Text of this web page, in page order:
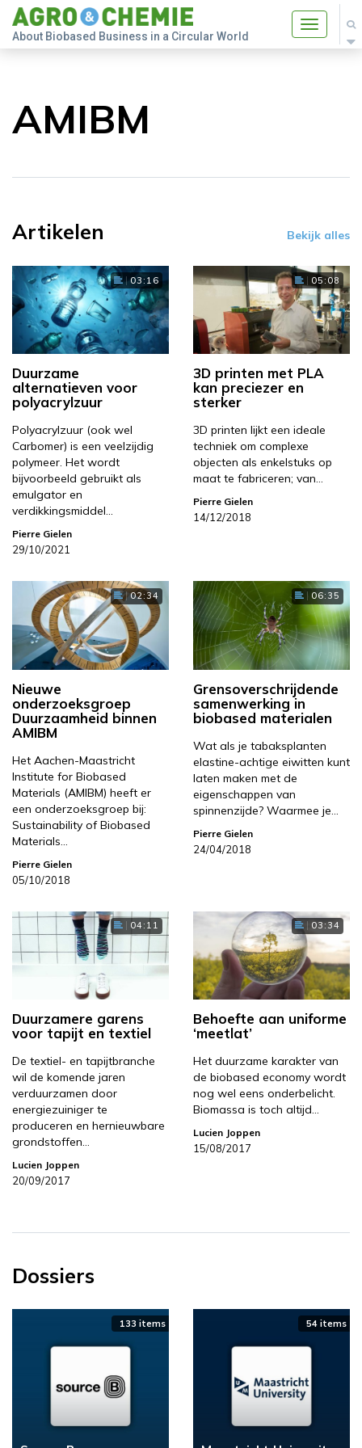
Toggle
About Biobased Business in a Circular World
AMIBM
Artikelen Bekijk alles
03:16
Duurzame
alternatieven voor
polyacrylzuur
Polyacrylzuur (ook wel
Carbomer) is een veelzijdig
polymeer. Het wordt
bijvoorbeeld gebruikt als
emulgator en
verdikkingsmiddel…
Pierre Gielen
29/10/2021
05:08
3D printen met PLA
kan preciezer en
sterker
3D printen lijkt een ideale
techniek om complexe
objecten als enkelstuks op
maat te fabriceren; van…
Pierre Gielen
14/12/2018
02:34
Nieuwe
onderzoeksgroep
Duurzaamheid binnen
AMIBM
Het Aachen-Maastricht
Institute for Biobased
Materials (AMIBM) heeft er
een onderzoeksgroep bij:
Sustainability of Biobased
Materials…
Pierre Gielen
05/10/2018
06:35
Grensoverschrijdende
samenwerking in
biobased materialen
Wat als je tabaksplanten
elastine-achtige eiwitten kunt
laten maken met de
eigenschappen van
spinnenzijde? Waarmee je…
Pierre Gielen
24/04/2018
04:11
Duurzamere garens
voor tapijt en textiel
De textiel- en tapijtbranche
wil de komende jaren
verduurzamen door
energiezuiniger te
produceren en hernieuwbare
grondstoffen…
Lucien Joppen
20/09/2017
03:34
Behoefte aan uniforme
‘meetlat’
Het duurzame karakter van
de biobased economy wordt
nog wel eens onderbelicht.
Biomassa is toch altijd…
Lucien Joppen
15/08/2017
Dossiers
133 items 54 items